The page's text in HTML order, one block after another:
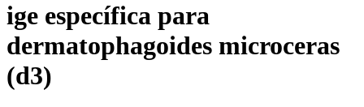
ige específica para
dermatophagoides microceras
(d3)